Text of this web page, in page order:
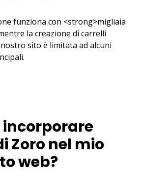
funziona con <strong>migliaia
la creazione di carrelli
sito è limitata ad alcuni
incorporare
Zoro nel mio
web?